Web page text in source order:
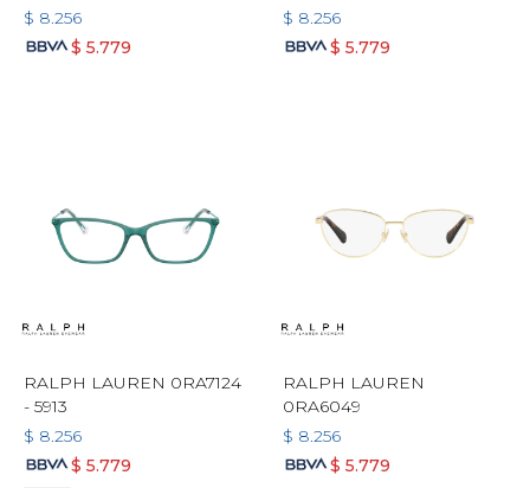
$ 8.256
$ 5.779
$ 8.256
$ 5.779
RALPH LAUREN 0RA7124
- 5913
$ 8.256
$ 5.779
RALPH LAUREN
0RA6049
$ 8.256
$ 5.779